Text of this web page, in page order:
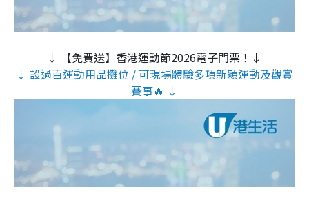
↓ 【免費送】香港運動節2026電子門票！↓
↓ 設過百運動用品攤位 / 可現場體驗多項新穎運動及觀賞
賽事🔥 ↓